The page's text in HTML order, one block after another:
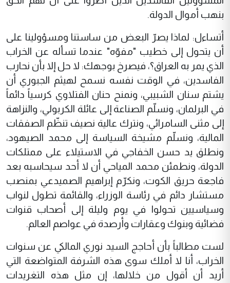
بنهب أموال الدولة.
أتساءل: لماذا يصرّ البعض من ساستنا ومسؤولينا على
أن يتحول إلى خطيب "مفوّه" عندما تسأله عن الخراب
الذي يمر به العراق؟، فيصرخ بوجهك: لا حل إلا بأن نحارب
الفاسدين، في الوقت نفسه نسمح لهيثم الجبوري أن
يشتم سنان الشبيبي، ونمنح حنان الفتلاوي كرسياً دائماً
في البرلمان، ونسلّم الصناعة إلى عائلة الكربولي، والنزاهة
إلى مثنى السامرائي، ونترك عالية نصيف تنظّم الصفقات
المالية، ونسلّم مشيخة السياسة إلى محمد الصيهود،
ونطلق يد حسن الخفاجي في الاستيلاء على ممتلكات
الدولة، ونطمئن محمد المياحي أن لا أحد سيحاسبه بعد
فاجعة حريق الكوت، ونكرّم إبراهيم الصميدعي بمنصب
مستشار دائم في رئاسة الوزراء، والقائمة تطول لنواب
وسياسيين تحولوا في يوم وليلة إلى أصحاب قنوات
فضائية وبنوك وعقارات وأرصدة في عواصم العالم.
لست مطالباً بأن أحاجج السيد نوري المالكي عن سنوات
الخراب، أنا لا أملك سوى هذه الشرفة المتواضعة التي
أريد أن أقول من خلالها، إن مثل هذه التغريدات